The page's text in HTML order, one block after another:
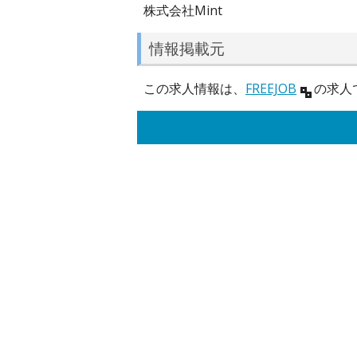
株式会社Mint
情報掲載元
この求人情報は、 FREEJOB の求人